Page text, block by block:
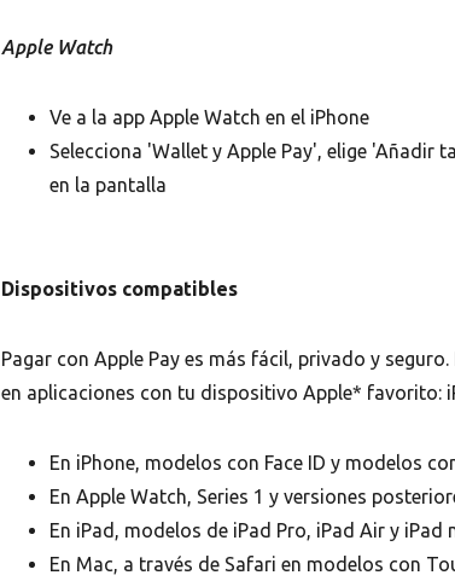
Apple Watch
Ve a la app Apple Watch en el iPhone
Selecciona 'Wallet y Apple Pay', elige 'Añadir
en la pantalla
Dispositivos compatibles
Pagar con Apple Pay es más fácil, privado y
en aplicaciones con tu dispositivo Apple* favorito:
En iPhone, modelos con Face ID y modelos
En Apple Watch, Series 1 y versiones
En iPad, modelos de iPad Pro, iPad Air y iPad
En Mac, a través de Safari en modelos con